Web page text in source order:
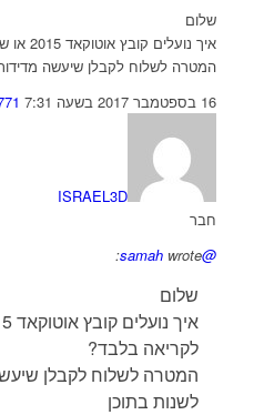
שלום
איך נועלים קובץ אוטוקאד 2015 או שמירתו לקריאה בלבד?
המטרה לשלוח לקבלן שיעשה
16 בספטמבר 2017 בשעה 7:31
ISRAEL3D
חבר
@samah
wrote:
שלום
לקריאה בלבד?
המטרה לשלוח לקבלן
לשנות בתוכן